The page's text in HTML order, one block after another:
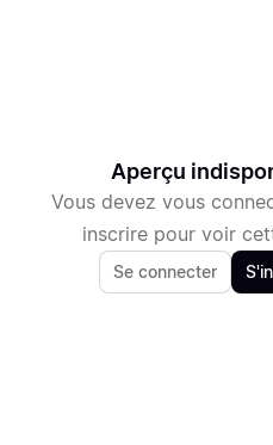
Aperçu
Vous devez vous
inscrire pour voir
Se connecter